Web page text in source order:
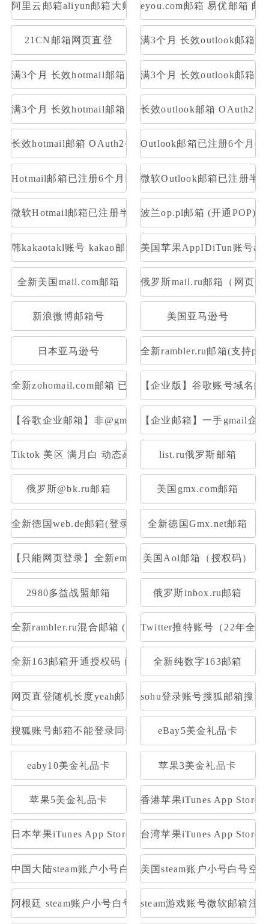
阿里云邮箱aliyun邮箱大师登录eyou.com邮箱 易优邮箱 邮
21CN邮箱网页直登 满3个月 长效outlook邮箱
满3个月 长效hotmail邮箱 网页号 账号格式英文人名数字
满3个月 长效outlook邮箱
满3个月 长效hotmail邮箱 OAuth2令牌号 支持imap
长效outlook邮箱 OAuth2令
长效hotmail邮箱 OAuth2令牌号 支持imap pop 量大优惠
Outlook邮箱已注册6个月(
Hotmail邮箱已注册6个月以上(带令牌号)【去令牌工具
微软Outlook邮箱已注册半
微软Hotmail邮箱已注册半年以上(带令牌号)【去令牌工
波兰op.pl邮箱 (开通POP)
韩kakaotakl账号 kakao邮箱名----duam邮箱名----登录
美国苹果AppIDiTun账号
全新美国mail.com邮箱 俄罗斯mail.ru邮箱（网页登
新浪微博邮箱号 美国亚马逊号
日本亚马逊号 全新rambler.ru邮箱(支持
全新zohomail.com邮箱 已开通Pop3 Imap【企业版】谷歌账号域名
【谷歌企业邮箱】非@gmail后置|一样的登录使用
【企业邮箱】一手gmail企
Tiktok 美区 满月白 动态高质量IP注册，高权重满月账号
list.ru俄罗斯邮箱
俄罗斯@bk.ru邮箱 美国gmx.com邮箱
全新德国web.de邮箱(登录网址：web.de或者用foxmail
全新德国Gmx.net邮箱
【只能网页登录】全新email.com美国邮箱(已注册满一
美国Aol邮箱（授权码）
2980多益战盟邮箱 俄罗斯inbox.ru邮箱
全新rambler.ru混合邮箱 (开通pop)Twitter推特账号（22年全新
全新163邮箱开通授权码 已开通Pop3，imap 格式：账
全新纯数字163邮箱
网页直登随机长度yeah邮箱 sohu登录账号搜狐邮箱搜狐
搜狐账号邮箱不能登录同一密码1元30个eBay5美金礼品卡
eaby10美金礼品卡 苹果3美金礼品卡
苹果5美金礼品卡 香港苹果iTunes App Store
日本苹果iTunes App Store礼品卡1000日元
台湾苹果iTunes App Store
中国大陆steam账户小号白号空号方舟美国steam账户小号白号空
阿根廷 steam账户小号白号空号方舟steam游戏账号微软邮箱注